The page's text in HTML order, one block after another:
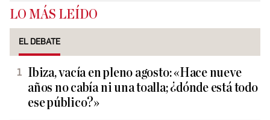
LO MÁS LEÍDO
EL DEBATE
Ibiza, vacía en pleno agosto: «Hace nueve
años no cabía ni una toalla; ¿dónde está todo
ese público?»